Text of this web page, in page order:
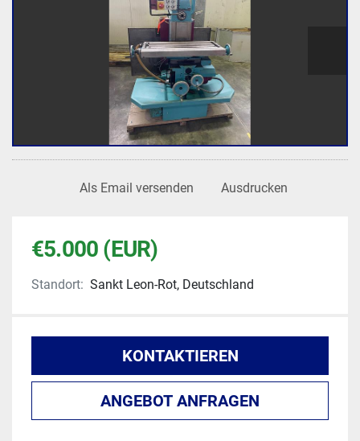
Als Email versenden Ausdrucken
€5.000 (EUR)
Standort: Sankt Leon-Rot, Deutschland
KONTAKTIEREN
ANGEBOT ANFRAGEN